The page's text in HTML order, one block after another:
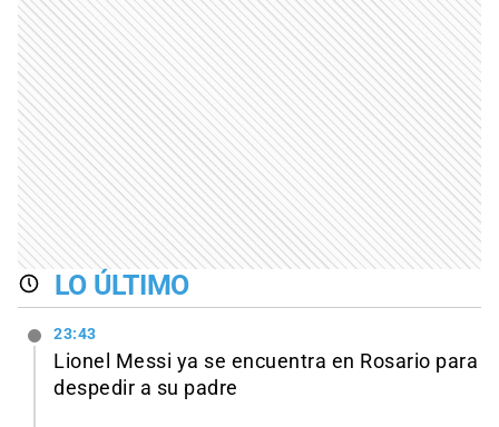
LO ÚLTIMO
23:43
Lionel Messi ya se encuentra en Rosario para
despedir a su padre